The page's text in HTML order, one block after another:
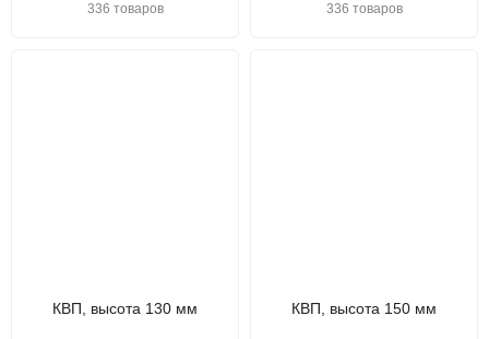
336 товаров 336 товаров
КВП, высота 130 мм КВП, высота 150 мм